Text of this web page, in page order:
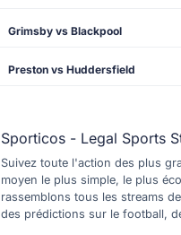
Grimsby vs Blackpool
Preston vs Huddersfield
Sporticos - Legal Sports
Suivez toute l'action des plus
moyen le plus simple, le plus
rassemblons tous les streams
des prédictions sur le football,